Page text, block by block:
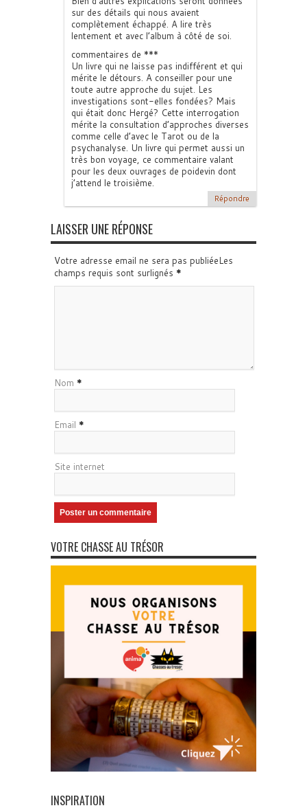
sur des détails qui nous avaient
complètement échappé. A lire très
lentement et avec l’album à côté de soi.
commentaires de ***
Un livre qui ne laisse pas indifférent et qui
mérite le détours. A conseiller pour une
toute autre approche du sujet. Les
investigations sont-elles fondées? Mais
qui était donc Hergé? Cette interrogation
mérite la consultation d’approches diverses
comme celle d’avec le Tarot ou de la
psychanalyse. Un livre qui permet aussi un
très bon voyage, ce commentaire valant
pour les deux ouvrages de poidevin dont
j’attend le troisième.
Répondre
LAISSER UNE RÉPONSE
Votre adresse email ne sera pas publiéeLes
champs requis sont surlignés *
Nom *
Email *
Site internet
VOTRE CHASSE AU TRÉSOR
INSPIRATION